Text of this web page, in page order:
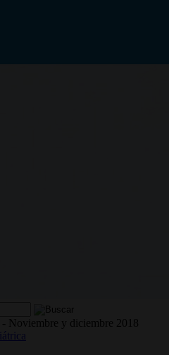
Noviembre y diciembre 2018